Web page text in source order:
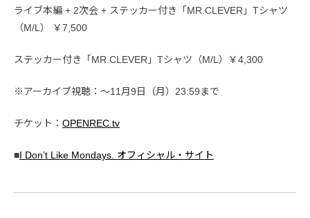
ライブ本編 + 2次会 + ステッカー付き「MR.CLEVER」Tシャツ
（M/L） ￥7,500
ステッカー付き「MR.CLEVER」Tシャツ（M/L）￥4,300
※アーカイブ視聴：〜11月9日（月）23:59まで
チケット： OPENREC.tv
■I Don’t Like Mondays. オフィシャル・サイト